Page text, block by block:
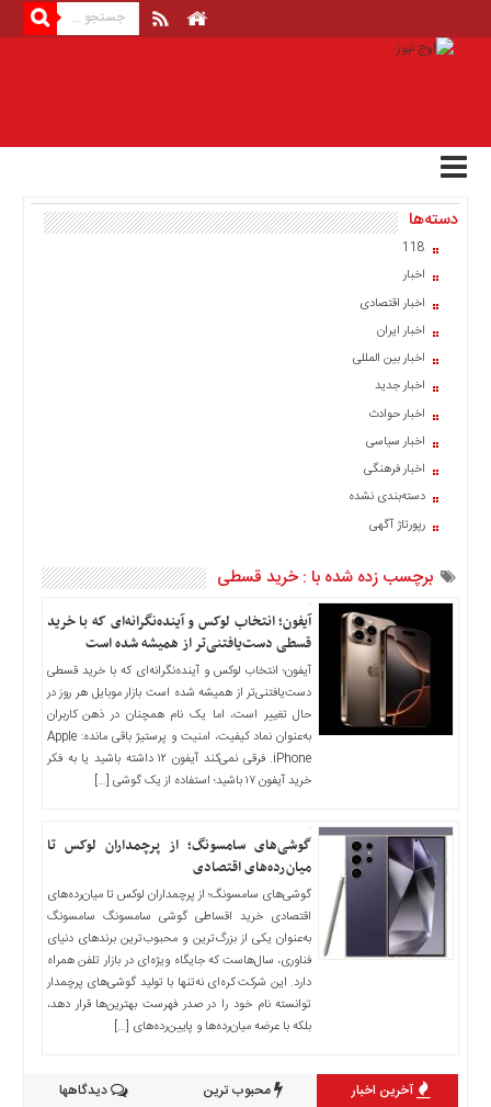
صفحه
اصلی
اخبار
اقتصادی
اقتصادی
سیاسی
منوی
صفحه
المللی
دسته‌ها
118
اخبار
اخبار اقتصادی
اخبار ایران
اخبار بین المللی
اخبار جدید
اخبار حوادث
اخبار سیاسی
اخبار فرهنگی
دسته‌بندی نشده
رپورتاژ آگهی
برچسب زده شده با : خرید قسطی
آیفون؛ انتخاب لوکس و آینده‌نگرانه‌ای که با خرید
قسطی دست‌یافتنی‌تر از همیشه شده است
آیفون؛ انتخاب لوکس و آینده‌نگرانه‌ای که با خرید قسطی
دست‌یافتنی‌تر از همیشه شده است بازار موبایل هر روز در
حال تغییر است، اما یک نام همچنان در ذهن کاربران
به‌عنوان نماد کیفیت، امنیت و پرستیژ باقی مانده: Apple
iPhone. فرقی نمی‌کند آیفون ۱۲ داشته باشید یا به فکر
خرید آیفون ۱۷ باشید؛ استفاده از یک گوشی […]
گوشی‌های سامسونگ؛ از پرچمداران لوکس تا
میان‌رده‌های اقتصادی
گوشی‌های سامسونگ؛ از پرچمداران لوکس تا میان‌رده‌های
اقتصادی خرید اقساطی گوشی سامسونگ سامسونگ
به‌عنوان یکی از بزرگ‌ترین و محبوب‌ترین برندهای دنیای
فناوری، سال‌هاست که جایگاه ویژه‌ای در بازار تلفن همراه
دارد. این شرکت کره‌ای نه‌تنها با تولید گوشی‌های پرچمدار
توانسته نام خود را در صدر فهرست بهترین‌ها قرار دهد،
بلکه با عرضه میان‌رده‌ها و پایین‌رده‌های […]
آخرین اخبار محبوب ترین
دیدگاهها